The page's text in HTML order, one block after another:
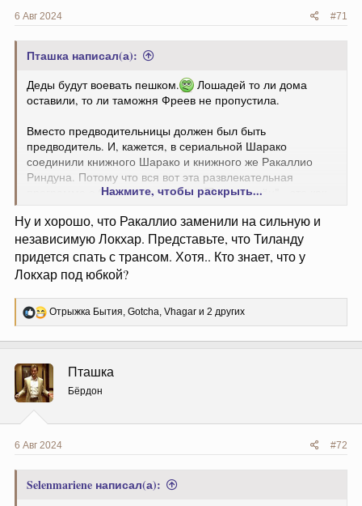
Р
ц
и
и
:
Лора,Отрыжка Бытия ,Gotchaи 9 других
Selenmariene
Обитатель
6 Авг 2024
Деды будут воевать пешком.
оставили, то ли таможня Фреев не пропустила.
Вместо предводительницы должен был быть
предводитель. И, кажется, в сериальной Шарако
программа с боями в грязи и "вы屄и моих жён" - это как
Нажмите, чтобы раскрыть...